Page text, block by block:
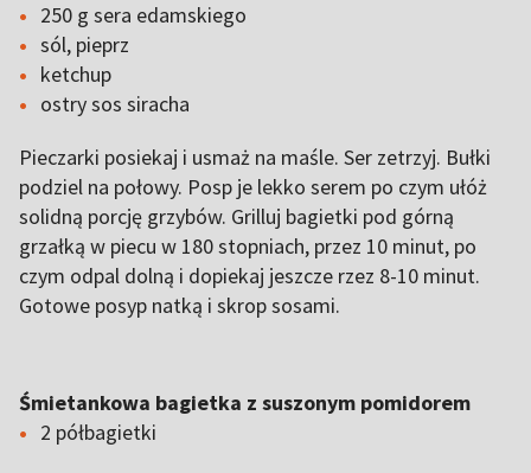
250 g sera edamskiego
sól, pieprz
ketchup
ostry sos siracha
Pieczarki posiekaj i usmaż na maśle. Ser zetrzyj. Bułki
podziel na połowy. Posp je lekko serem po czym ułóż
solidną porcję grzybów. Grilluj bagietki pod górną
grzałką w piecu w 180 stopniach, przez 10 minut, po
czym odpal dolną i dopiekaj jeszcze rzez 8-10 minut.
Gotowe posyp natką i skrop sosami.
Śmietankowa bagietka z suszonym pomidorem
2 półbagietki